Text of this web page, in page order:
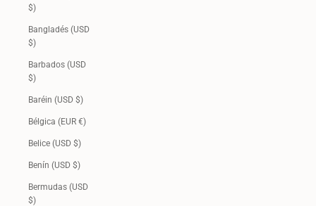
$)
Bangladés (USD
$)
Barbados (USD
$)
Baréin (USD $)
Bélgica (EUR €)
Belice (USD $)
Benín (USD $)
Bermudas (USD
$)